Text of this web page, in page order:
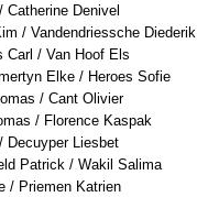
Denivel
/ Vandendriessche Diederik
Carl / Van Hoof Els
Elke / Heroes Sofie
/ Cant Olivier
/ Florence Kaspak
Decuyper Liesbet
Patrick / Wakil Salima
/ Priemen Katrien